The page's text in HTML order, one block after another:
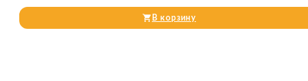
В корзину